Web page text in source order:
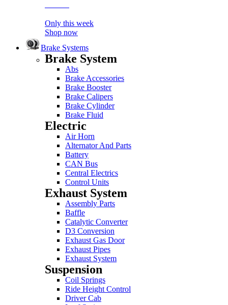
Only this week
Shop now
Brake Systems
Brake System
Abs
Brake Accessories
Brake Booster
Brake Calipers
Brake Cylinder
Brake Fluid
Electric
Air Horn
Alternator And Parts
Battery
CAN Bus
Central Electrics
Control Units
Exhaust System
Assembly Parts
Baffle
Catalytic Converter
D3 Conversion
Exhaust Gas Door
Exhaust Pipes
Exhaust System
Suspension
Coil Springs
Ride Height Control
Driver Cab